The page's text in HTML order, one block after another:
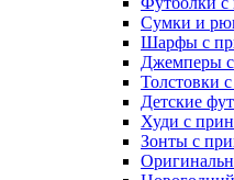
Сумки и
Шарфы с
Джемперы
Толстовки
Детские
Худи с
Зонты с